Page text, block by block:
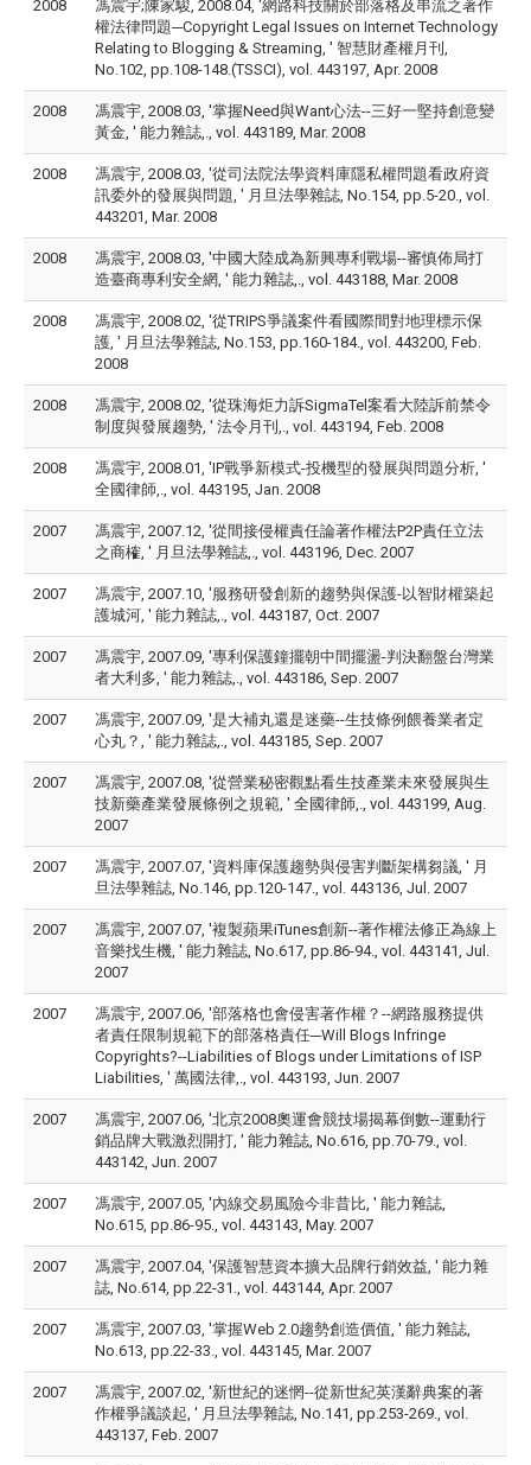
2008
馮震宇;陳家駿, 2008.04, '網路科技關於部落格及串流之著作
權法律問題─Copyright Legal Issues on Internet Technology
Relating to Blogging & Streaming, ' 智慧財產權月刊,
No.102, pp.108-148.(TSSCI), vol. 443197, Apr. 2008
2008
馮震宇, 2008.03, '掌握Need與Want心法--三好一堅持創意變
黃金, ' 能力雜誌,., vol. 443189, Mar. 2008
2008
馮震宇, 2008.03, '從司法院法學資料庫隱私權問題看政府資
訊委外的發展與問題, ' 月旦法學雜誌, No.154, pp.5-20., vol.
443201, Mar. 2008
2008
馮震宇, 2008.03, '中國大陸成為新興專利戰場--審慎佈局打
造臺商專利安全網, ' 能力雜誌,., vol. 443188, Mar. 2008
2008
馮震宇, 2008.02, '從TRIPS爭議案件看國際間對地理標示保
護, ' 月旦法學雜誌, No.153, pp.160-184., vol. 443200, Feb.
2008
2008
馮震宇, 2008.02, '從珠海炬力訴SigmaTel案看大陸訴前禁令
制度與發展趨勢, ' 法令月刊,., vol. 443194, Feb. 2008
2008
馮震宇, 2008.01, 'IP戰爭新模式-投機型的發展與問題分析, '
全國律師,., vol. 443195, Jan. 2008
2007
馮震宇, 2007.12, '從間接侵權責任論著作權法P2P責任立法
之商榷, ' 月旦法學雜誌,., vol. 443196, Dec. 2007
2007
馮震宇, 2007.10, '服務研發創新的趨勢與保護-以智財權築起
護城河, ' 能力雜誌,., vol. 443187, Oct. 2007
2007
馮震宇, 2007.09, '專利保護鐘擺朝中間擺盪-判決翻盤台灣業
者大利多, ' 能力雜誌,., vol. 443186, Sep. 2007
2007
馮震宇, 2007.09, '是大補丸還是迷藥--生技條例餵養業者定
心丸？, ' 能力雜誌,., vol. 443185, Sep. 2007
2007
馮震宇, 2007.08, '從營業秘密觀點看生技產業未來發展與生
技新藥產業發展條例之規範, ' 全國律師,., vol. 443199, Aug.
2007
2007
馮震宇, 2007.07, '資料庫保護趨勢與侵害判斷架構芻議, ' 月
旦法學雜誌, No.146, pp.120-147., vol. 443136, Jul. 2007
2007
馮震宇, 2007.07, '複製蘋果iTunes創新--著作權法修正為線上
音樂找生機, ' 能力雜誌, No.617, pp.86-94., vol. 443141, Jul.
2007
2007
馮震宇, 2007.06, '部落格也會侵害著作權？--網路服務提供
者責任限制規範下的部落格責任─Will Blogs Infringe
Copyrights?--Liabilities of Blogs under Limitations of ISP
Liabilities, ' 萬國法律,., vol. 443193, Jun. 2007
2007
馮震宇, 2007.06, '北京2008奧運會競技場揭幕倒數--運動行
銷品牌大戰激烈開打, ' 能力雜誌, No.616, pp.70-79., vol.
443142, Jun. 2007
2007
馮震宇, 2007.05, '內線交易風險今非昔比, ' 能力雜誌,
No.615, pp.86-95., vol. 443143, May. 2007
2007
馮震宇, 2007.04, '保護智慧資本擴大品牌行銷效益, ' 能力雜
誌, No.614, pp.22-31., vol. 443144, Apr. 2007
2007
馮震宇, 2007.03, '掌握Web 2.0趨勢創造價值, ' 能力雜誌,
No.613, pp.22-33., vol. 443145, Mar. 2007
2007
馮震宇, 2007.02, '新世紀的迷惘--從新世紀英漢辭典案的著
作權爭議談起, ' 月旦法學雜誌, No.141, pp.253-269., vol.
443137, Feb. 2007